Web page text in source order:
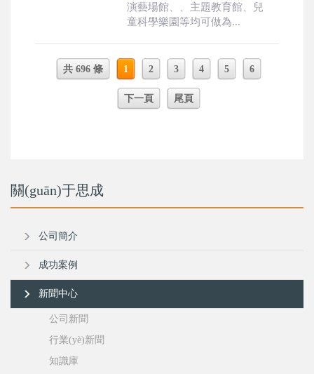
演藝場館、、主題教育館、兒
童科學樂園等均可做為...
共 696 條 1 2 3 4 5 6
下一頁 尾頁
關(guān)于思成
公司簡介
成功案例
新聞中心
公司新聞
行業(yè)新聞
知識庫